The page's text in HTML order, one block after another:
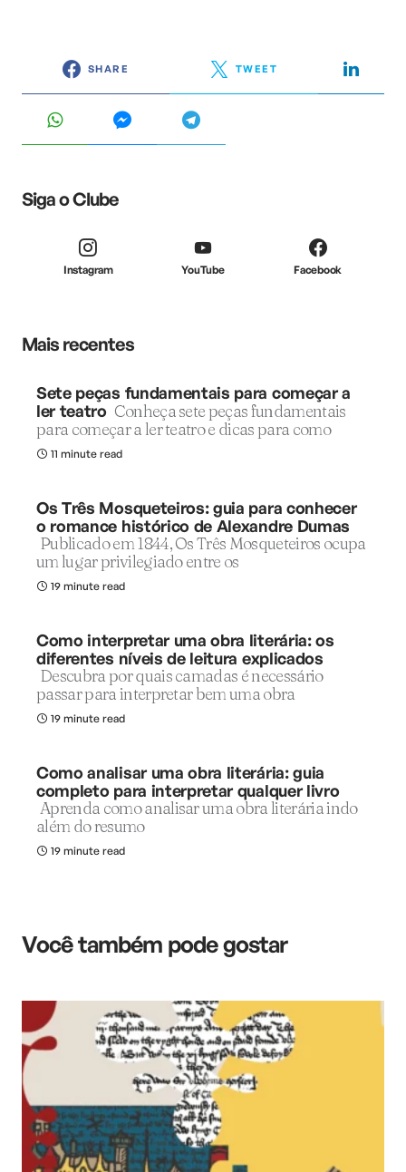
SHARE TWEET
Siga o Clube
Instagram YouTube Facebook
Mais recentes
Sete peças fundamentais para começar a
ler teatro Conheça sete peças fundamentais
para começar a ler teatro e dicas para como
11 minute read
Os Três Mosqueteiros: guia para conhecer
o romance histórico de Alexandre Dumas
Publicado em 1844, Os Três Mosqueteiros ocupa
um lugar privilegiado entre os
19 minute read
Como interpretar uma obra literária: os
diferentes níveis de leitura explicados
Descubra por quais camadas é necessário
passar para interpretar bem uma obra
19 minute read
Como analisar uma obra literária: guia
completo para interpretar qualquer livro
Aprenda como analisar uma obra literária indo
além do resumo
19 minute read
Você também pode gostar